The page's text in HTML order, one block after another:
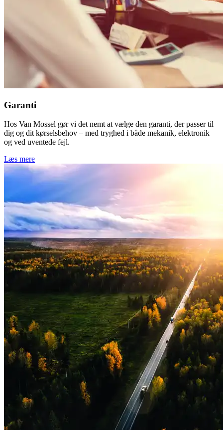
Garanti
Hos Van Mossel gør vi det nemt at vælge den garanti, der passer til
dig og dit kørselsbehov – med tryghed i både mekanik, elektronik
og ved uventede fejl.
Læs mere